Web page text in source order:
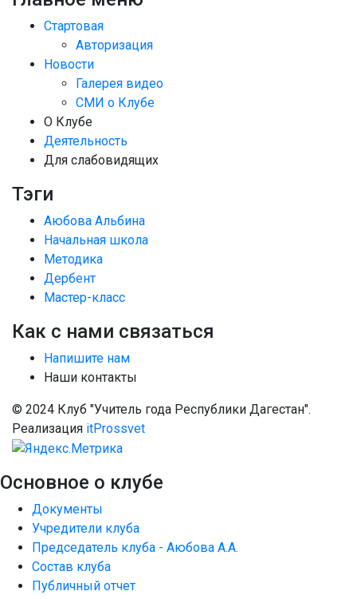
Стартовая
Авторизация
Новости
Галерея видео
СМИ о Клубе
О Клубе
Деятельность
Для слабовидящих
Тэги
Аюбова Альбина
Начальная школа
Методика
Дербент
Мастер-класс
Как с нами связаться
Напишите нам
Наши контакты
© 2024 Клуб "Учитель года Республики Дагестан".
Реализация itProssvet
Основное о клубе
Документы
Учредители клуба
Председатель клуба - Аюбова А.А.
Состав клуба
Публичный отчет